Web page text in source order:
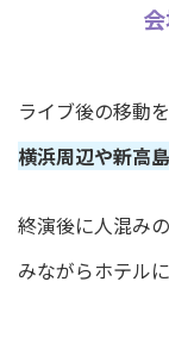
ライブ後の移動
横浜周辺や新高
終演後に人混み
みながらホテル